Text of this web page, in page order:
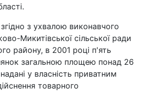
з ухвалою виконавчого
Микитівської сільської ради
району, в 2001 році п'ять
загальною площею понад 26
у власність приватним
товарного